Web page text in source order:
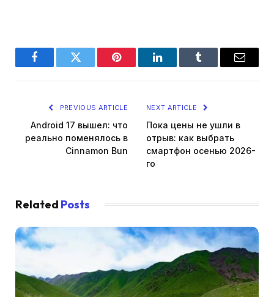
FacebookTwitter Pinterest LinkedInTumblr Email
PREVIOUS ARTICLE
Android 17 вышел: что
реально поменялось в
Cinnamon Bun
NEXT ARTICLE
Пока цены не ушли в
отрыв: как выбрать
смартфон осенью 2026-
го
Related Posts